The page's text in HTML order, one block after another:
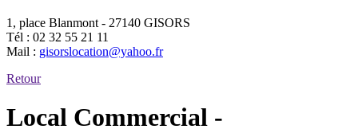
1, place Blanmont - 27140 GISORS
Tél : 02 32 55 21 11
Mail : gisorslocation@yahoo.fr
Retour
Local Commercial -